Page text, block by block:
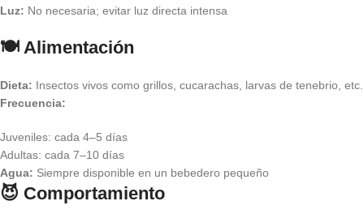
Luz: No necesaria; evitar luz directa intensa
🍽️ Alimentación
Dieta: Insectos vivos como grillos, cucarachas, larvas de tenebrio, etc.
Frecuencia:
Juveniles: cada 4–5 días
Adultas: cada 7–10 días
Agua: Siempre disponible en un bebedero pequeño
😈 Comportamiento